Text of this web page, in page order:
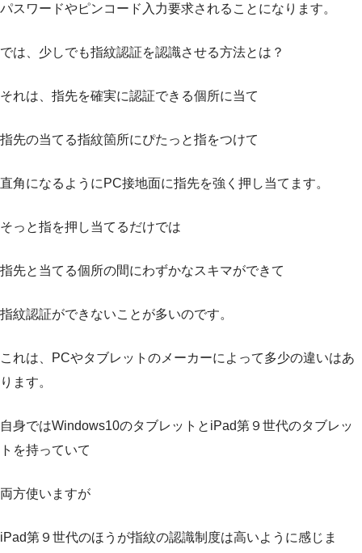
パスワードやピンコード入力要求されることになります。
では、少しでも指紋認証を認識させる方法とは？
それは、指先を確実に認証できる個所に当て
指先の当てる指紋箇所にぴたっと指をつけて
直角になるようにPC接地面に指先を強く押し当てます。
そっと指を押し当てるだけでは
指先と当てる個所の間にわずかなスキマができて
指紋認証ができないことが多いのです。
これは、PCやタブレットのメーカーによって多少の違いはあ
ります。
自身ではWindows10のタブレットとiPad第９世代のタブレッ
トを持っていて
両方使いますが
iPad第９世代のほうが指紋の認識制度は高いように感じま